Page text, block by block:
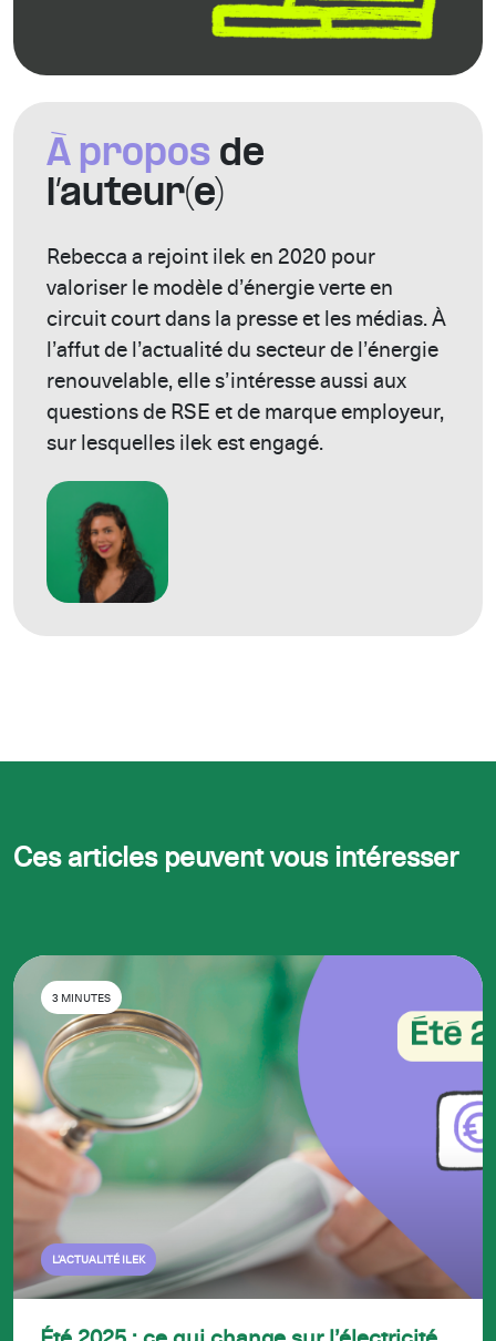
À propos de
l’auteur(e)
Rebecca a rejoint ilek en 2020 pour
valoriser le modèle d’énergie verte en
circuit court dans la presse et les médias. À
l’affut de l’actualité du secteur de l’énergie
renouvelable, elle s’intéresse aussi aux
questions de RSE et de marque employeur,
sur lesquelles ilek est engagé.
Ces articles peuvent vous intéresser
3 MINUTES
L’ACTUALITÉ ILEK